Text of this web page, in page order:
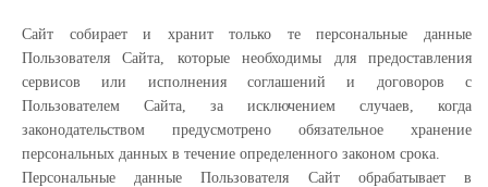
Сайт собирает и хранит только те персональные данные
Пользователя Сайта, которые необходимы для предоставления
сервисов или исполнения соглашений и договоров с
Пользователем Сайта, за исключением случаев, когда
законодательством предусмотрено обязательное хранение
персональных данных в течение определенного законом срока.
Персональные данные Пользователя Сайт обрабатывает в